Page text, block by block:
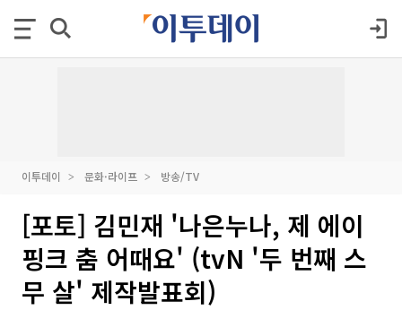
이투데이 문화·라이프 방송/TV
[포토] 김민재 '나은누나, 제 에이
핑크 춤 어때요' (tvN '두 번째 스
무 살' 제작발표회)